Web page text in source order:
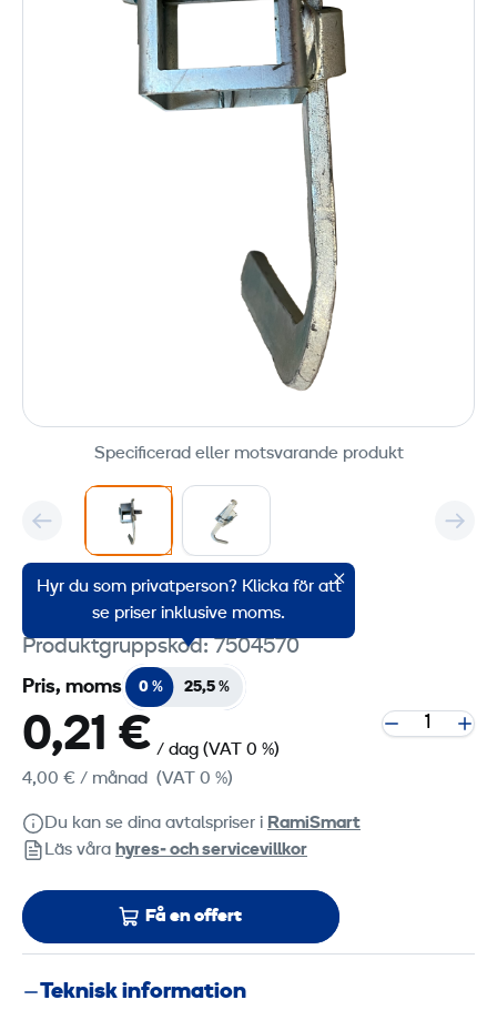
Specificerad eller motsvarande produkt
Ställbar räckeshållare
Produktgruppskod: 7504570
Hyr du som privatperson? Klicka för att
se priser inklusive moms.
Pris, moms 0 % 25,5 %
0,21 € / dag (VAT 0 %)
4,00 € / månad (VAT 0 %)
Du kan se dina avtalspriser i RamiSmart
Läs våra hyres‑ och servicevillkor
Få en offert
Teknisk information